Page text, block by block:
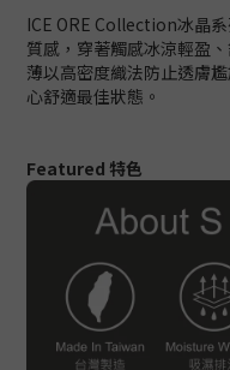
ICE ORE Collection冰晶
質感，穿著觸感冰涼輕盈
薄以高密度織法防止透膚
心舒適最佳狀態。
Featured 特色